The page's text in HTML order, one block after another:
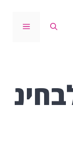
תפריט